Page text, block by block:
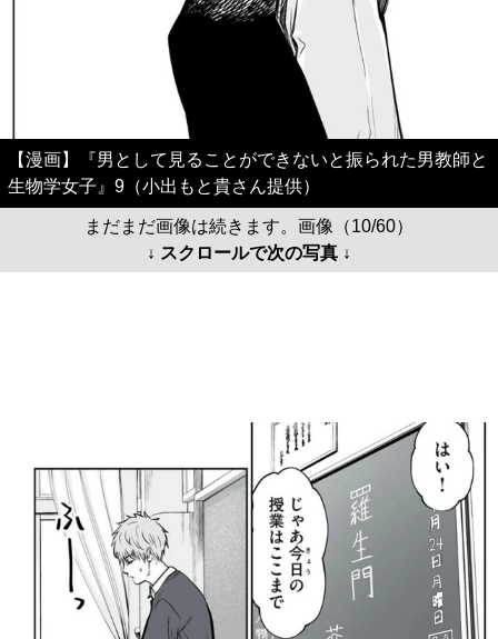
【漫画】『男として見ることができないと振られた男教師と
生物学女子』9（小出もと貴さん提供）
まだまだ画像は続きます。画像（10/60）
↓ スクロールで次の写真 ↓